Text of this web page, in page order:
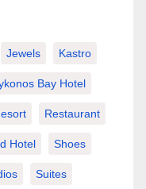
Jewels Kastro
Bay Hotel
Restaurant
Hotel Shoes
Suites